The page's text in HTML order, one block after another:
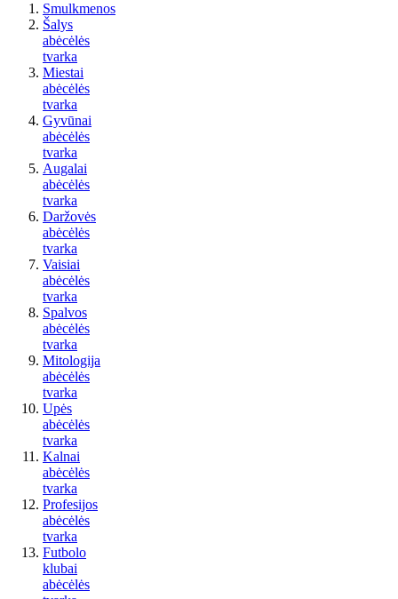
Smulkmenos
Šalys
abėcėlės
tvarka
Miestai
abėcėlės
tvarka
Gyvūnai
abėcėlės
tvarka
Augalai
abėcėlės
tvarka
Daržovės
abėcėlės
tvarka
Vaisiai
abėcėlės
tvarka
Spalvos
abėcėlės
tvarka
Mitologija
abėcėlės
tvarka
Upės
abėcėlės
tvarka
Kalnai
abėcėlės
tvarka
Profesijos
abėcėlės
tvarka
Futbolo
klubai
abėcėlės